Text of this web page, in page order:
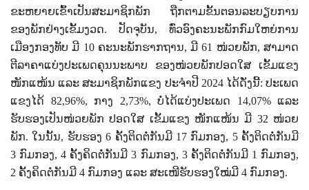
ຂະຫຍາຍເຂົ້າເປັນສະມາຊິກພັກ ຖືກຕາມຂັ້ນຕອນລະບຽບການ
ຂອງພັກຢ່າງເຂັ້ມງວດ. ປັດຈຸບັນ, ທົ່ວອົງຄະນະພັກກົມໃຫຍ່ການ
ເມືອງກອງທັບ ມີ 10ຄະນະພັກຮາກຖານ,ມີ61 ໜ່ວຍພັກ, ສາມາດ
ຕີລາຄາແບ່ງປະເພດຄຸນນະພາບ ຂອງໜ່ວຍພັກປອດໃສ ເຂັ້ມແຂງ
ໜັກແໜ້ນ ແລະ ສະມາຊິກພັກແຂງ ປະຈຳປີ 2024ໄດ້ດັ່ງນີ້: ປະເພດ
ແຂງໄດ້ 82,96%, ກາງ 2,73%, ບໍ່ໄດ້ແບ່ງປະເພດ 14,07%ແລະ
ຮັບຮອງເປັນໜ່ວຍພັກ ປອດໃສ ເຂັ້ມແຂງ ໜັກແໜ້ນ ມີ 32 ໜ່ວຍ
ພັກ. ໃນນັ້ນ, ຮັບຮອງ6 ຄັ້ງຕິດຕໍ່ກັນມີ 17ກົມກອງ, 5ຄັ້ງຕິດຕໍ່ກັນມີ
3 ກົມກອງ, 4 ຄັ້ງຄິດຕໍ່ກັນມີ3 ກົມກອງ, 3ຄັ້ງຕິດຕໍ່ກັນມີ 1 ກົມກອງ,
2 ຄັ້ງຄິດຕໍ່ກັນມີ 4 ກົມກອງ ແລະ ສະເໜີຮັບຮອງໃໝ່ມີ 4 ກົມກອງ.